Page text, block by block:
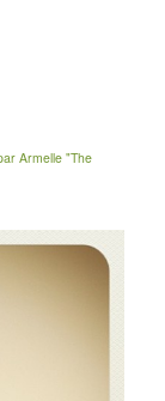
Armelle "The